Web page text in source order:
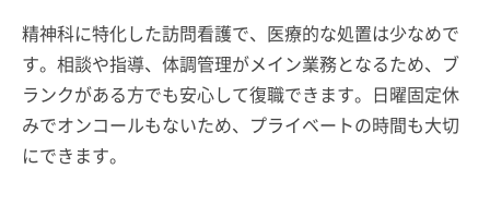
精神科に特化した訪問看護で、医療的な処置は少なめで
す。相談や指導、体調管理がメイン業務となるため、ブ
ランクがある方でも安心して復職できます。日曜固定休
みでオンコールもないため、プライベートの時間も大切
にできます。